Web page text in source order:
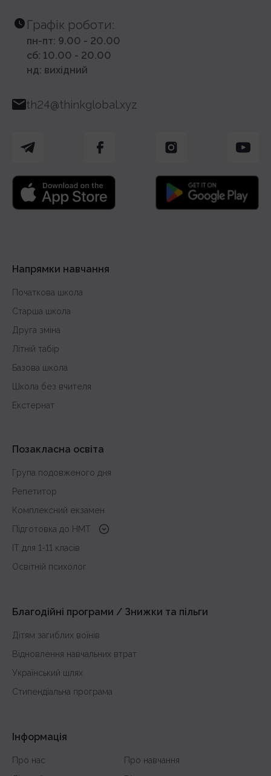
th24@thinkglobal.xyz
Графік роботи:
пн-пт: 9.00 - 20.00
сб: 10.00 - 20.00
нд: вихідний
Напрямки навчання
Початкова школа
Старша школа
Друга зміна
Літній табір
Базова школа
Школа без вчителя
Екстернат
Позакласна освіта
Група подовженого дня
Репетитор
Комплексний екзамен
Підготовка до HMT
з української мови
з історії України
IT для 1-11 класів
Освітній психолог
Благодійні програми / Знижки та пільги
Дітям загиблих воїнів
Відновлення навчальних втрат
Український шлях
Стипендіальна програма
Інформація
Про нас
Про навчання